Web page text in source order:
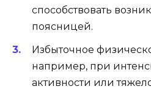
способствовать
поясницей.
Избыточное
например, при
активности или